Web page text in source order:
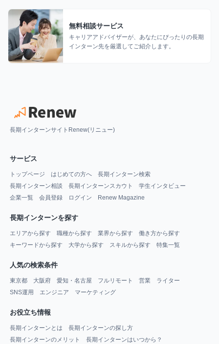
無料相談サービス
キャリアアドバイザーが、あなたにぴったりの長期
インターン先を厳選してご紹介します。
長期インターンサイトRenew(リニュー)
サービス
トップページ はじめての方へ
長期インターン検索
長期インターン相談
長期インターンスカウト
学生インタビュー
企業一覧
会員登録 ログイン Renew Magazine
長期インターンを探す
エリアから探す 職種から探す 業界から探す
働き方から探す
キーワードから探す
大学から探す スキルから探す 特集一覧
人気の検索条件
東京都 大阪府 愛知・名古屋 フルリモート 営業
ライター
SNS運用
エンジニア マーケティング
お役立ち情報
長期インターンとは
長期インターンの探し方
長期インターンのメリット
長期インターンはいつから？